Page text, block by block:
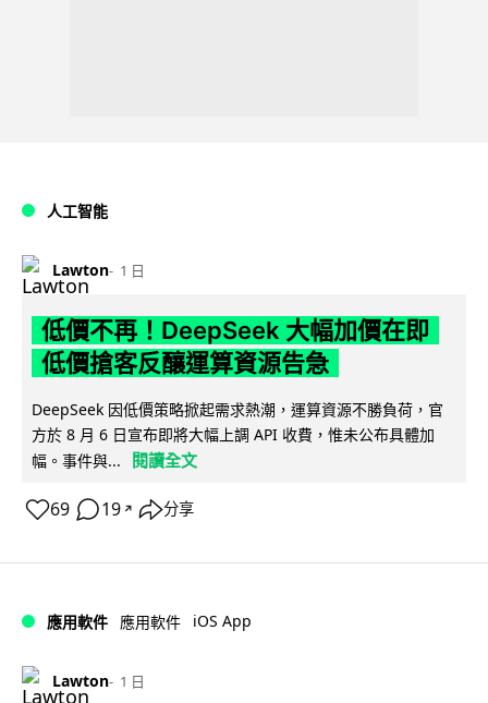
人工智能
Lawton 1 日
低價不再！DeepSeek 大幅加價在即
低價搶客反釀運算資源告急
DeepSeek 因低價策略掀起需求熱潮，運算資源不勝負荷，官
方於 8 月 6 日宣布即將大幅上調 API 收費，惟未公布具體加
幅。事件與...
閱讀全文
69 19 ↗ 分享
應用軟件 應用軟件 iOS App
Lawton 1 日